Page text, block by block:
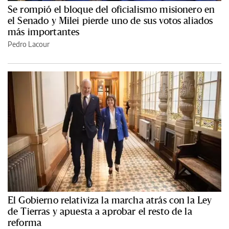
Se rompió el bloque del oficialismo misionero en
el Senado y Milei pierde uno de sus votos aliados
más importantes
Pedro Lacour
El Gobierno relativiza la marcha atrás con la Ley
de Tierras y apuesta a aprobar el resto de la
reforma